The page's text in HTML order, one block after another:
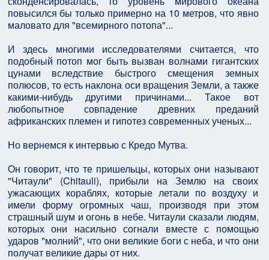
повысился бы только примерно на 10 метров, что явно
маловато для "всемирного потопа"...
И здесь многими исследователями считается, что
подобный потоп мог быть вызван волнами гигантских
цунами вследствие быстрого смещения земных
полюсов, то есть наклона оси вращения Земли, а также
какими-нибудь другими причинами... Такое вот
любопытное совпадение древних преданий
африканских племен и гипотез современных ученых...
Но вернемся к интервью с Кредо Мутва.
Он говорит, что те пришельцы, которых они называют
"Читаули" (Chitauli), прибыли на Землю на своих
ужасающих кораблях, которые летали по воздуху и
имели форму огромных чаш, производя при этом
страшный шум и огонь в небе. Читаули сказали людям,
которых они насильно согнали вместе с помощью
ударов "молний", что они великие боги с неба, и что они
получат великие дары от них.